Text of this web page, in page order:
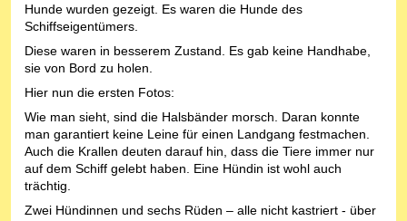
Hunde wurden gezeigt. Es waren die Hunde des
Schiffseigentümers.
Diese waren in besserem Zustand. Es gab keine Handhabe,
sie von Bord zu holen.
Hier nun die ersten Fotos:
Wie man sieht, sind die Halsbänder morsch. Daran konnte
man garantiert keine Leine für einen Landgang festmachen.
Auch die Krallen deuten darauf hin, dass die Tiere immer nur
auf dem Schiff gelebt haben. Eine Hündin ist wohl auch
trächtig.
Zwei Hündinnen und sechs Rüden – alle nicht kastriert - über